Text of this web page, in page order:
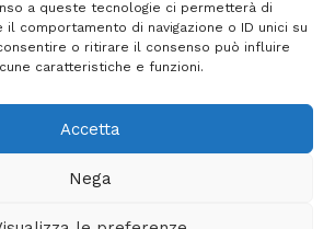
a queste tecnologie ci permetterà di
comportamento di navigazione o ID unici su
o ritirare il consenso può influire
caratteristiche e funzioni.
Accetta
Nega
2026